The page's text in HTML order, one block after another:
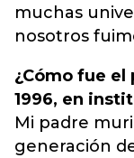
muchas
nosotros
¿Cómo fue
1996, en
Mi padre
generación